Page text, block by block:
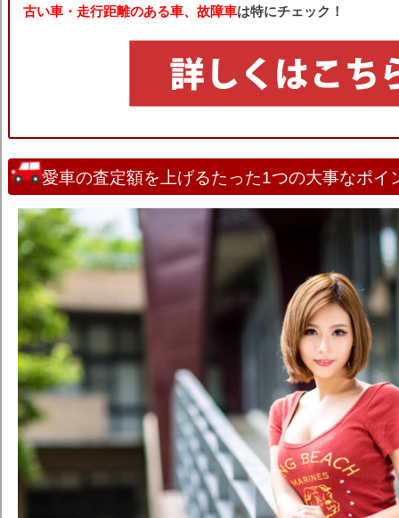
古い車・走行距離のある車、故障車は特にチェック！
愛車の査定額を上げるたった1つの大事なポイ